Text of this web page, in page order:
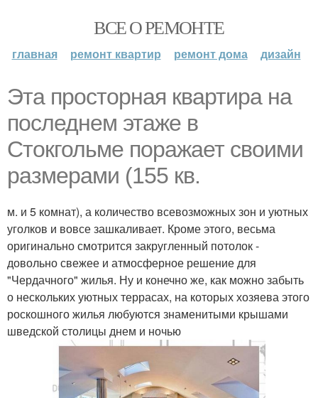
ВСЕ О РЕМОНТЕ
главная ремонт квартир ремонт дома дизайн
Эта просторная квартира на
последнем этаже в
Стокгольме поражает своими
размерами (155 кв.
м. и 5 комнат), а количество всевозможных зон и уютных
уголков и вовсе зашкаливает. Кроме этого, весьма
оригинально смотрится закругленный потолок -
довольно свежее и атмосферное решение для
"Чердачного" жилья. Ну и конечно же, как можно забыть
о нескольких уютных террасах, на которых хозяева этого
роскошного жилья любуются знаменитыми крышами
шведской столицы днем и ночью